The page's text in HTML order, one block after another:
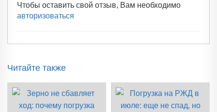
Чтобы оставить свой отзыв, Вам необходимо
авторизоваться
Читайте также